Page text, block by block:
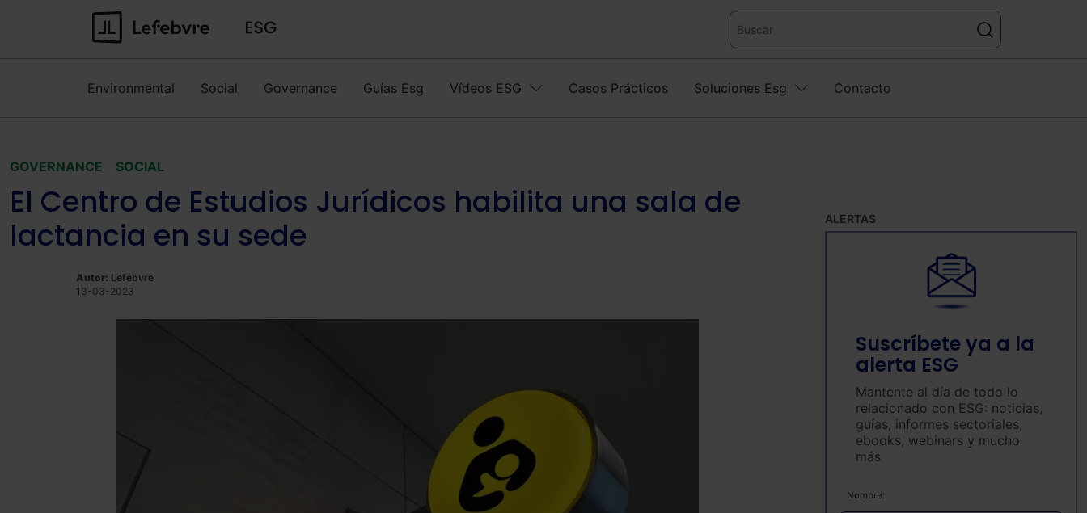
Environmental Social Governance Guías Esg Vídeos ESG Casos Prácticos Soluciones Esg Contacto
GOVERNANCE SOCIAL
El Centro de Estudios Jurídicos habilita una sala de
lactancia en su sede
Autor: Lefebvre
13-03-2023
ALERTAS
Suscríbete ya a la
alerta ESG
Mantente al día de todo lo
relacionado con ESG: noticias,
guías, informes sectoriales,
ebooks, webinars y mucho
más
Nombre: